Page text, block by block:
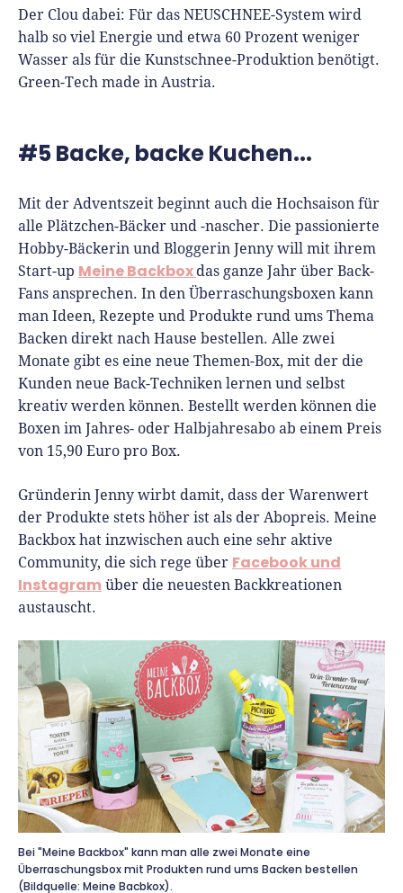
Der Clou dabei: Für das NEUSCHNEE-System wird
halb so viel Energie und etwa 60 Prozent weniger
Wasser als für die Kunstschnee-Produktion benötigt.
Green-Tech made in Austria.
#5 Backe, backe Kuchen...
Mit der Adventszeit beginnt auch die Hochsaison für
alle Plätzchen-Bäcker und -nascher. Die passionierte
Hobby-Bäckerin und Bloggerin Jenny will mit ihrem
Start-up Meine Backbox das ganze Jahr über Back-
Fans ansprechen. In den Überraschungsboxen kann
man Ideen, Rezepte und Produkte rund ums Thema
Backen direkt nach Hause bestellen. Alle zwei
Monate gibt es eine neue Themen-Box, mit der die
Kunden neue Back-Techniken lernen und selbst
kreativ werden können. Bestellt werden können die
Boxen im Jahres- oder Halbjahresabo ab einem Preis
von 15,90 Euro pro Box.
Gründerin Jenny wirbt damit, dass der Warenwert
der Produkte stets höher ist als der Abopreis. Meine
Backbox hat inzwischen auch eine sehr aktive
Community, die sich rege über Facebook und
Instagram über die neuesten Backkreationen
austauscht.
Bei "Meine Backbox" kann man alle zwei Monate eine
Überraschungsbox mit Produkten rund ums Backen bestellen
(Bildquelle: Meine Bacbkox).